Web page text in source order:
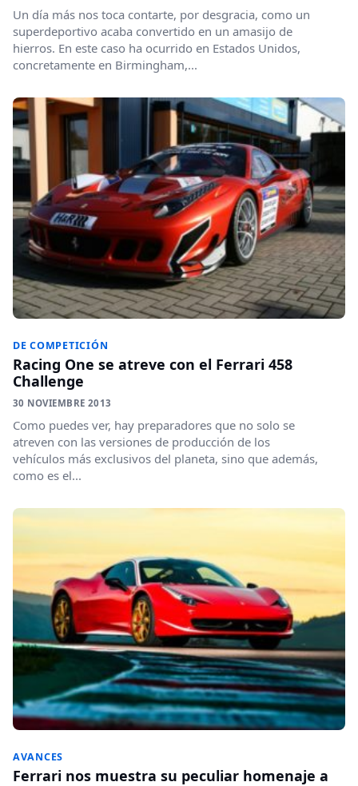
Un día más nos toca contarte, por desgracia, como un
superdeportivo acaba convertido en un amasijo de
hierros. En este caso ha ocurrido en Estados Unidos,
concretamente en Birmingham,...
DE COMPETICIÓN
Racing One se atreve con el Ferrari 458
Challenge
30 NOVIEMBRE 2013
Como puedes ver, hay preparadores que no solo se
atreven con las versiones de producción de los
vehículos más exclusivos del planeta, sino que además,
como es el...
AVANCES
Ferrari nos muestra su peculiar homenaje a